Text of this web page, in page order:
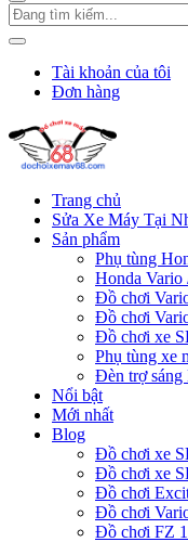
Tài khoản của tôi
Đơn hàng
Trang chủ
Sửa Xe Máy Tại
Sản phẩm
Phụ tùng
Honda Vario
Đồ chơi
Đồ chơi
Đồ chơi xe
Phụ tùng xe
Đèn trợ
Nổi bật
Mới nhất
Blog
Đồ chơi xe
Đồ chơi xe
Đồ chơi
Đồ chơi
Đồ chơi FZ